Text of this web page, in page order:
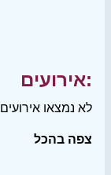
אירועים:
לא נמצאו אירועים
צפה בהכל